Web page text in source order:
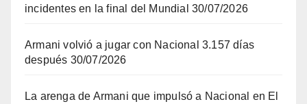
incidentes en la final del Mundial 30/07/2026
Armani volvió a jugar con Nacional 3.157 días
después 30/07/2026
La arenga de Armani que impulsó a Nacional en El